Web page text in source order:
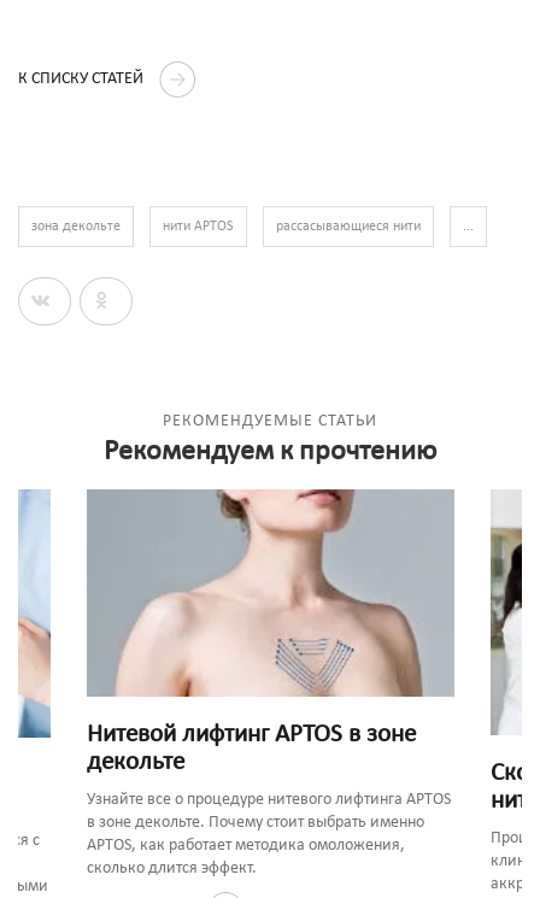
К СПИСКУ СТАТЕЙ
зона декольте нити APTOS рассасывающиеся нити ...
РЕКОМЕНДУЕМЫЕ СТАТЬИ
Рекомендуем к прочтению
с
Нитевой лифтинг APTOS в зоне
декольте
Узнайте все о процедуре нитевого лифтинга APTOS
в зоне декольте. Почему стоит выбрать именно
APTOS, как работает методика омоложения,
сколько длится эффект.